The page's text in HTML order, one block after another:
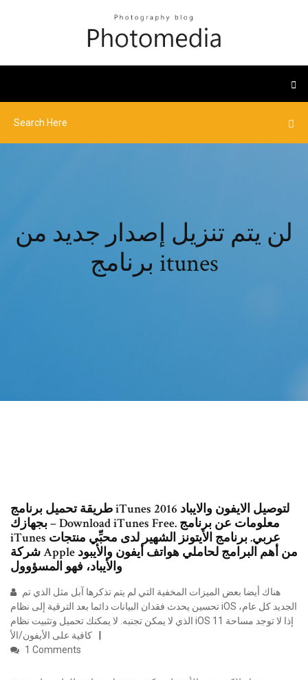
لن يتم تنزيل إصدار جديد من
برنامج itunes
طريقة تحميل برنامج iTunes 2016 لتوصيل الايفون والايباد
بجهازك – Download iTunes Free. معلومات عن برنامج
iTunes عربي. برنامج الأيتونز الشهير لدى محبِّي منتجات
شركة Apple من أهم البرامج لحاملي هواتف أيفون والأيبود
والأيباد، فهو المسؤوول
تحسين يحدث فقدان البيانات دائما بعد الترقية إلى نظام iOS الجديد كل عام،
الذي لا يمكن تجنبه. لا يمكنك تحميل وتثبيت نظام iOS 11 إذا لا توجد مساحة
كافية على الأيفون/الأ
1 Comments